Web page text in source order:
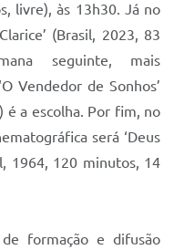
livre), às 13h30. Já no
(Brasil, 2023, 83
seguinte, mais
Vendedor de Sonhos’
é a escolha. Por fim, no
será ‘Deus
1964, 120 minutos, 14
formação e difusão